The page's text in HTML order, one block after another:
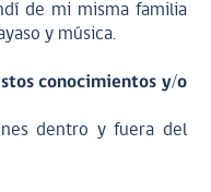
de mi misma familia
y música.
conocimientos y/o
dentro y fuera del